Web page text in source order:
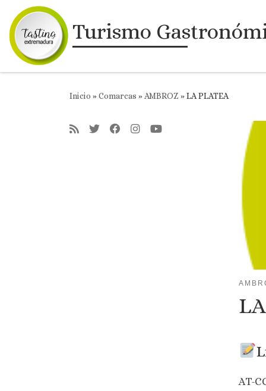
Saltar al contenido
Turismo
Inicio »Comarcas »AMBROZ »LA PLATEA
AT-